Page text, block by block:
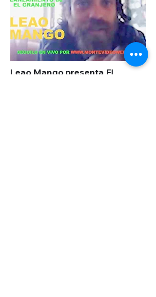
Leao Mango presenta El